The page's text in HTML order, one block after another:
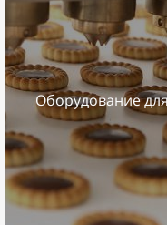
Оборудование